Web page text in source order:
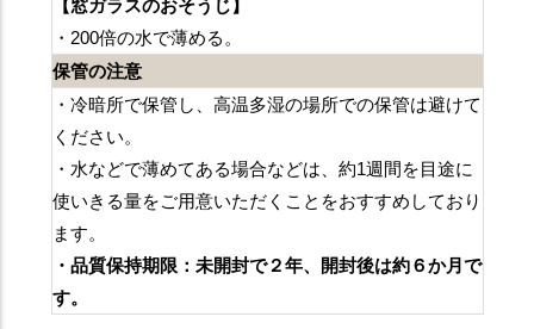
【窓ガラスのおそうじ】
・200倍の水で薄める。
保管の注意
・冷暗所で保管し、高温多湿の場所での保管は避けて
ください。
・水などで薄めてある場合などは、約1週間を目途に
使いきる量をご用意いただくことをおすすめしており
ます。
・品質保持期限：未開封で２年、開封後は約６か月で
す。